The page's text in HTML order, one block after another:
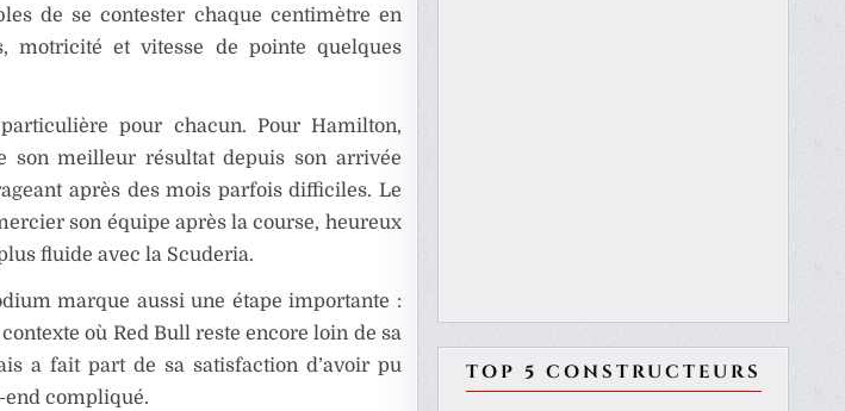
de se contester chaque centimètre en
motricité et vitesse de pointe quelques
pour chacun. Pour Hamilton,
son meilleur résultat depuis son arrivée
après des mois parfois difficiles. Le
son équipe après la course, heureux
fluide avec la Scuderia.
marque aussi une étape importante :
où Red Bull reste encore loin de sa
a fait part de sa satisfaction d’avoir pu
end compliqué.
TOP 5 CONSTRUCTEURS